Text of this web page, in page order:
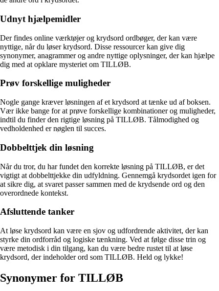
Udnyt hjælpemidler
Der findes online værktøjer og krydsord ordbøger, der kan være
nyttige, når du løser krydsord. Disse ressourcer kan give dig
synonymer, anagrammer og andre nyttige oplysninger, der kan hjælpe
dig med at opklare mysteriet om TILLØB.
Prøv forskellige muligheder
Nogle gange kræver løsningen af et krydsord at tænke ud af boksen.
Vær ikke bange for at prøve forskellige kombinationer og muligheder,
indtil du finder den rigtige løsning på TILLØB. Tålmodighed og
vedholdenhed er nøglen til succes.
Dobbelttjek din løsning
Når du tror, du har fundet den korrekte løsning på TILLØB, er det
vigtigt at dobbelttjekke din udfyldning. Gennemgå krydsordet igen for
at sikre dig, at svaret passer sammen med de krydsende ord og den
overordnede kontekst.
Afsluttende tanker
At løse krydsord kan være en sjov og udfordrende aktivitet, der kan
styrke din ordforråd og logiske tænkning. Ved at følge disse trin og
være metodisk i din tilgang, kan du være bedre rustet til at løse
krydsord, der indeholder ord som TILLØB. Held og lykke!
Synonymer for TILLØB